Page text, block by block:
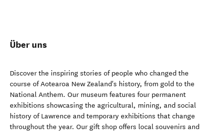
Über uns
Discover the inspiring stories of people who changed the
course of Aotearoa New Zealand's history, from gold to the
National Anthem. Our museum features four permanent
exhibitions showcasing the agricultural, mining, and social
history of Lawrence and temporary exhibitions that change
throughout the year. Our gift shop offers local souvenirs and